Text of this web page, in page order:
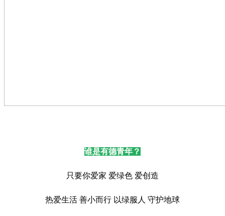
谁是有德青年？
只要你爱家 爱绿色 爱创造
热爱生活 善小而行 以绿服人 守护地球